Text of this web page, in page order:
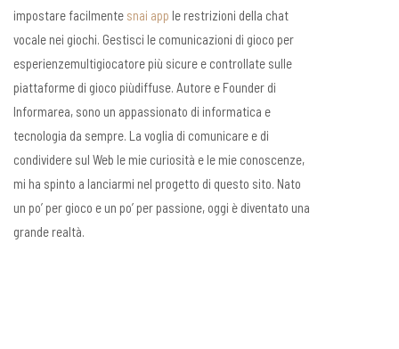
impostare facilmente snai app le restrizioni della chat
vocale nei giochi. Gestisci le comunicazioni di gioco per
esperienzemultigiocatore più sicure e controllate sulle
piattaforme di gioco piùdiffuse. Autore e Founder di
Informarea, sono un appassionato di informatica e
tecnologia da sempre. La voglia di comunicare e di
condividere sul Web le mie curiosità e le mie conoscenze,
mi ha spinto a lanciarmi nel progetto di questo sito. Nato
un po’ per gioco e un po’ per passione, oggi è diventato una
grande realtà.